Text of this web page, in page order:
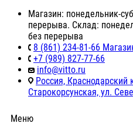
Магазин: понедельник-
перерыва. Склад:
без перерыва
8 (861) 234-81-66
+7 (989) 827-77-66
info@vitto.ru
Россия, Краснодарский
Старокорсунская, ул.
Меню